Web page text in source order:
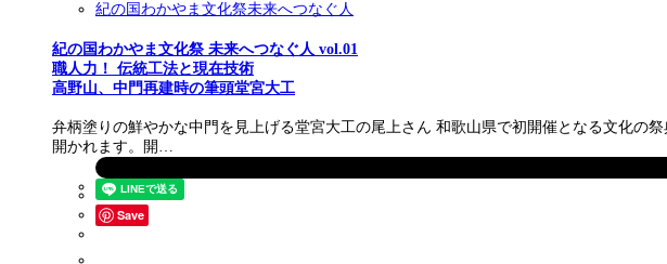
紀の国わかやま文化祭未来へつなぐ人
紀の国わかやま文化祭 未来へつなぐ人 vol.01
職人力！ 伝統工法と現在技術
高野山、中門再建時の筆頭堂宮大工
弁柄塗りの鮮やかな中門を見上げる堂宮大工の尾上さん 和歌山県で初開催となる文化の
開かれます。開…
Save